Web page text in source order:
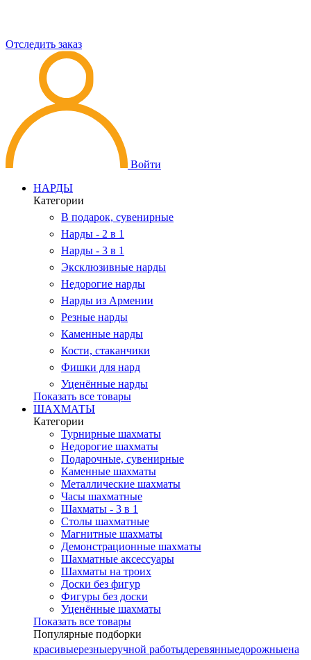
Отследить заказ
Войти
НАРДЫ
Категории
В подарок, сувенирные
Нарды - 2 в 1
Нарды - 3 в 1
Эксклюзивные нарды
Недорогие нарды
Нарды из Армении
Резные нарды
Каменные нарды
Кости, стаканчики
Фишки для нард
Уценённые нарды
Показать все товары
ШАХМАТЫ
Категории
Турнирные шахматы
Недорогие шахматы
Подарочные, сувенирные
Каменные шахматы
Металлические шахматы
Часы шахматные
Шахматы - 3 в 1
Столы шахматные
Магнитные шахматы
Демонстрационные шахматы
Шахматные аксессуары
Шахматы на троих
Доски без фигур
Фигуры без доски
Уценённые шахматы
Показать все товары
Популярные подборки
красивыерезныеручной работыдеревянныедорожныена